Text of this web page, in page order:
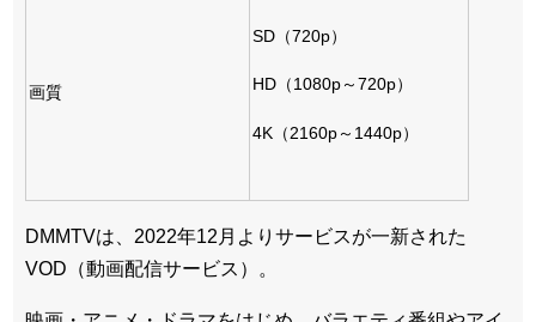
画質
SD（720p）
HD（1080p～720p）
4K（2160p～1440p）
DMMTVは、2022年12月よりサービスが一新された
VOD（動画配信サービス）。